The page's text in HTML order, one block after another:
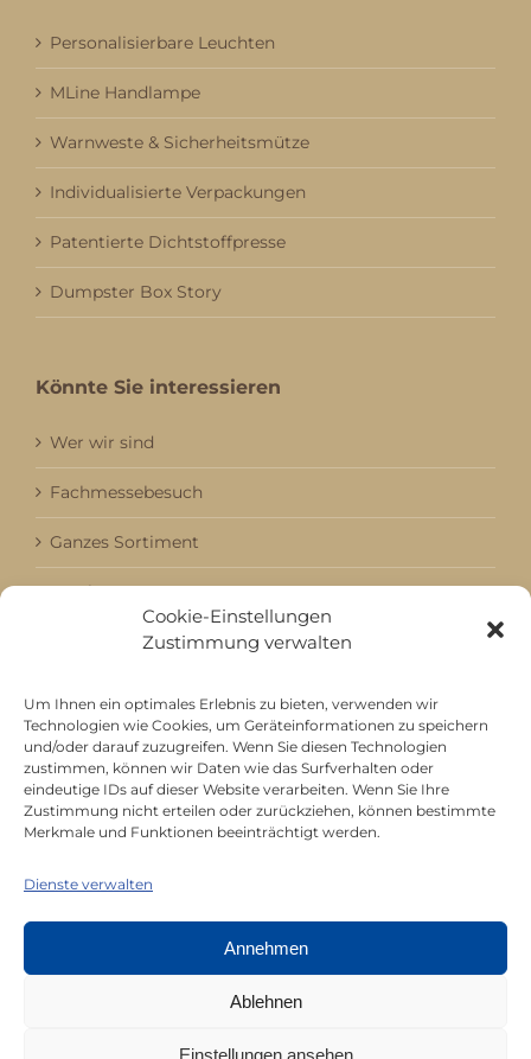
Cookie-Einstellungen
Zustimmung verwalten
Um Ihnen ein optimales Erlebnis zu bieten, verwenden wir
Technologien wie Cookies, um Geräteinformationen zu speichern
und/oder darauf zuzugreifen. Wenn Sie diesen Technologien
zustimmen, können wir Daten wie das Surfverhalten oder
eindeutige IDs auf dieser Website verarbeiten. Wenn Sie Ihre
Zustimmung nicht erteilen oder zurückziehen, können bestimmte
Merkmale und Funktionen beeinträchtigt werden.
Dienste verwalten
Annehmen
Ablehnen
Einstellungen ansehen
Personalisierbare Leuchten
MLine Handlampe
Warnweste & Sicherheitsmütze
Individualisierte Verpackungen
Patentierte Dichtstoffpresse
Dumpster Box Story
Könnte Sie interessieren
Wer wir sind
Fachmessebesuch
Ganzes Sortiment
Kataloge
Aktuell / Saison
Mitgliedschaft bei